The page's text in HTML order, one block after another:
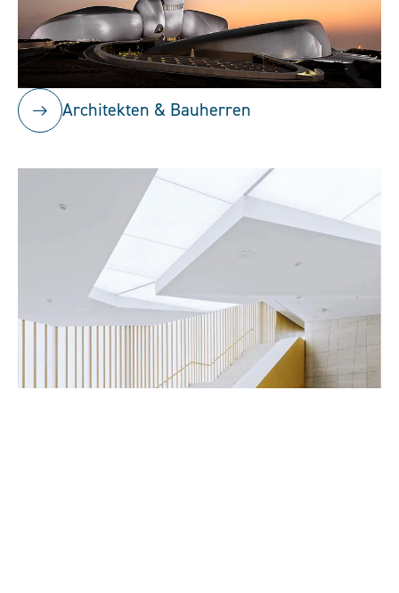
Architekten & Bauherren